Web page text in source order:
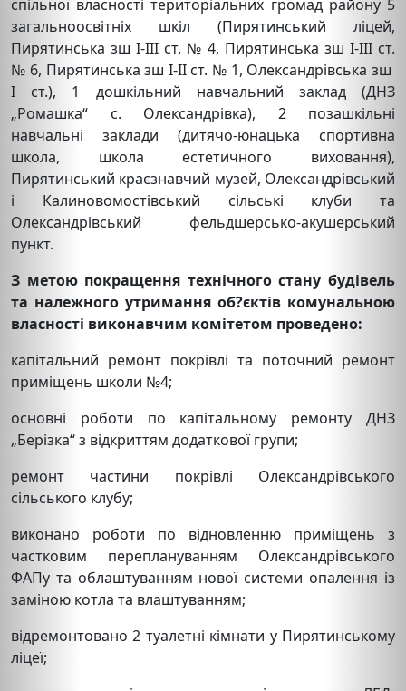
спільної власності територіальних громад району 5
загальноосвітніх шкіл (Пирятинський ліцей,
Пирятинська зш І-ІІІ ст. № 4, Пирятинська зш І-ІІІ ст.
№ 6, Пирятинська зш І-ІІ ст. № 1, Олександрівська зш
І ст.), 1 дошкільний навчальний заклад (ДНЗ
„Ромашка“ с. Олександрівка), 2 позашкільні
навчальні заклади (дитячо-юнацька спортивна
школа, школа естетичного виховання),
Пирятинський краєзнавчий музей, Олександрівський
і Калиновомостівський сільські клуби та
Олександрівський фельдшерсько-акушерський
пункт.
З метою покращення технічного стану будівель
та належного утримання об?єктів комунальною
власності виконавчим комітетом проведено:
капітальний ремонт покрівлі та поточний ремонт
приміщень школи №4;
основні роботи по капітальному ремонту ДНЗ
„Берізка“ з відкриттям додаткової групи;
ремонт частини покрівлі Олександрівського
сільського клубу;
виконано роботи по відновленню приміщень з
частковим переплануванням Олександрівського
ФАПу та облаштуванням нової системи опалення із
заміною котла та влаштуванням;
відремонтовано 2 туалетні кімнати у Пирятинському
ліцеї;